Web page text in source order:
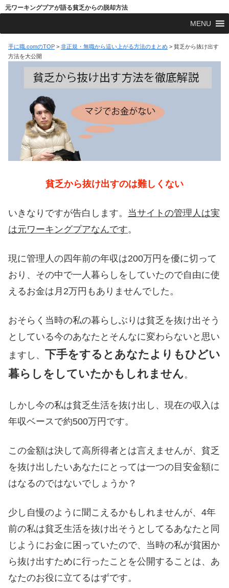
元ワーキングプアが語る貧乏からの脱却方法
MENU
手に職.comのTOP > 非正規・無職から這い上がる方法のまとめ > 貧乏から抜け出す
方法を大公開
貧乏から抜け出すのは難しくない
いきなりですが告白します。 当サイトの管理人は実
は元ワーキングプアなんです。
現に管理人の四年前の年収は200万円を優に切って
おり、その中で一人暮らしをしていたので自由に使
えるお金は月2万円もありませんでした。
おそらく当時の私の暮らしぶりは貧乏を抜け出そう
としている今のあなたとそんなに変わらないと思い
ますし、 下手をするとあなたよりもひどい
暮らしをしていたかもしれません。
しかし今の私は貧乏生活を抜け出し、現在の収入は
年収ベースで約500万円です。
この金額は決して高所得者とは言えませんが、貧乏
を抜け出したいあなたにとっては一つの目安金額に
はなるのではないでしょうか？
少し自慢のように聞こえるかもしれませんが、4年
前の私は貧乏生活を抜け出そうとしてるあなたと同
じようにお金に困っていたので、当時の私が貧困か
ら抜け出すために行ったことを公開することは、あ
なたのお役に立てるはずです。